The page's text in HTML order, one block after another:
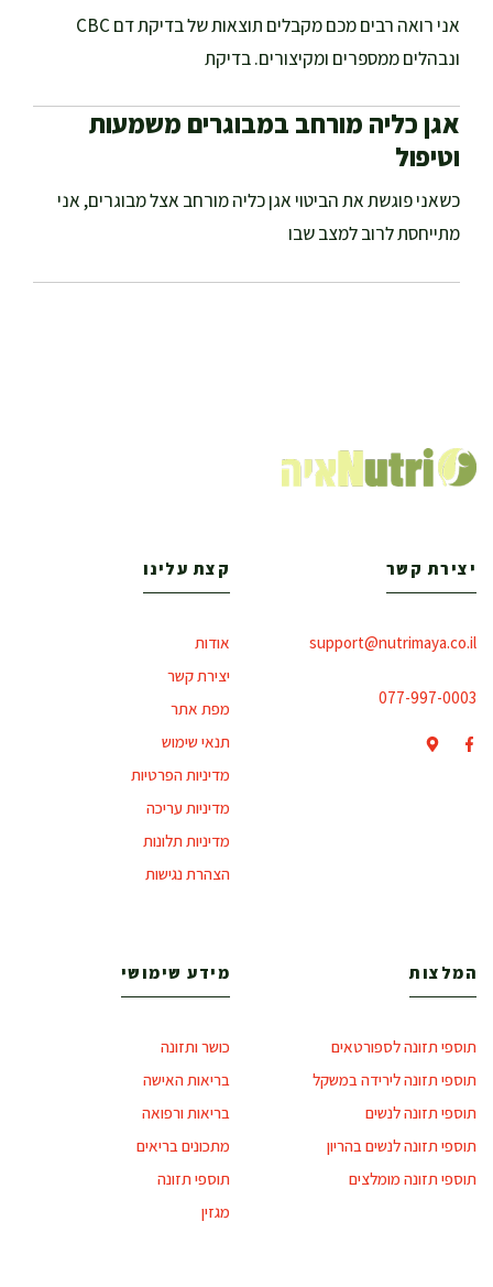
אני רואה רבים מכם מקבלים תוצאות של בדיקת דם CBC
ונבהלים ממספרים ומקיצורים. בדיקת
אגן כליה מורחב במבוגרים משמעות
וטיפול
כשאני פוגשת את הביטוי אגן כליה מורחב אצל מבוגרים, אני
מתייחסת לרוב למצב שבו
יצירת קשר
support@nutrimaya.co.il
077-997-0003
קצת עלינו
אודות
יצירת קשר
מפת אתר
תנאי שימוש
מדיניות הפרטיות
מדיניות עריכה
מדיניות תלונות
הצהרת נגישות
המלצות
תוספי תזונה לספורטאים
תוספי תזונה לירידה במשקל
תוספי תזונה לנשים
תוספי תזונה לנשים בהריון
תוספי תזונה מומלצים
מידע שימושי
כושר ותזונה
בריאות האישה
בריאות ורפואה
מתכונים בריאים
תוספי תזונה
מגזין